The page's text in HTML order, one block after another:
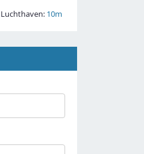
Luchthaven: 10m